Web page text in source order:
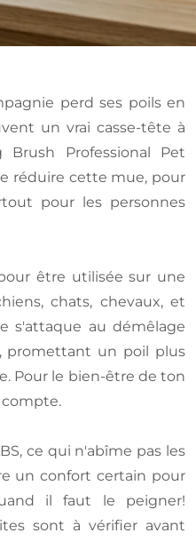
perd ses poils en
un vrai casse-tête à
Brush Professional Pet
réduire cette mue, pour
pour les personnes
être utilisée sur une
chats, chevaux, et
s'attaque au démêlage
promettant un poil plus
Pour le bien-être de ton
compte.
ce qui n'abîme pas les
un confort certain pour
il faut le peigner!
sont à vérifier avant